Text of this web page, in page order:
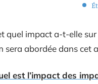
quel impact a-t-elle
sera abordée dans cet
est l’impact des